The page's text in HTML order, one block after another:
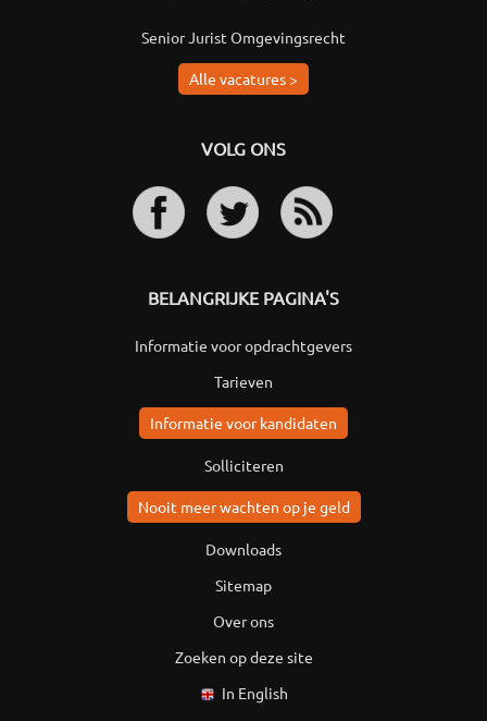
Senior Jurist Omgevingsrecht
Alle vacatures >
VOLG ONS
BELANGRIJKE PAGINA'S
Informatie voor opdrachtgevers
Tarieven
Informatie voor kandidaten
Solliciteren
Nooit meer wachten op je geld
Downloads
Sitemap
Over ons
Zoeken op deze site
In English